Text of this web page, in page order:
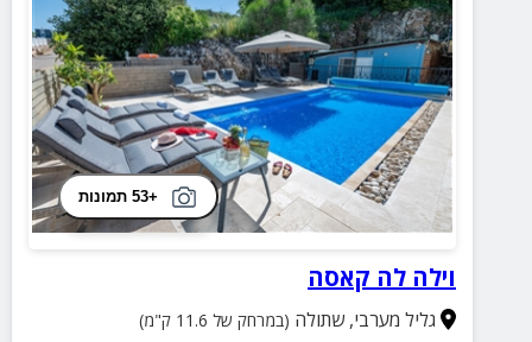
+53 תמונות
וילה לה קאסה
גליל מערבי,שתולה (במרחק של 11.6 ק"מ)